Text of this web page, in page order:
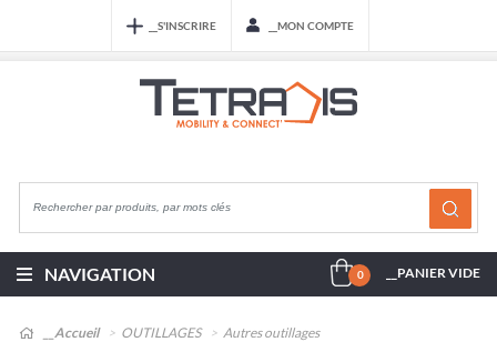
__S'INSCRIRE __MON COMPTE
NAVIGATION 0 __PANIER VIDE
__Accueil OUTILLAGES
Autres outillages